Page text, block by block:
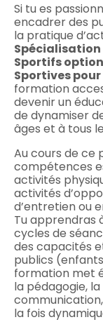
Si tu es
encadrer des
la pratique
Spécialisation
Sportifs
Sportives pour
formation
devenir un
de dynamiser
âges et à tous
Au cours de ce
compétences
activités
activités
d’entretien ou
Tu apprendras
cycles de
des capacités
publics
formation met
la pédagogie,
la fois